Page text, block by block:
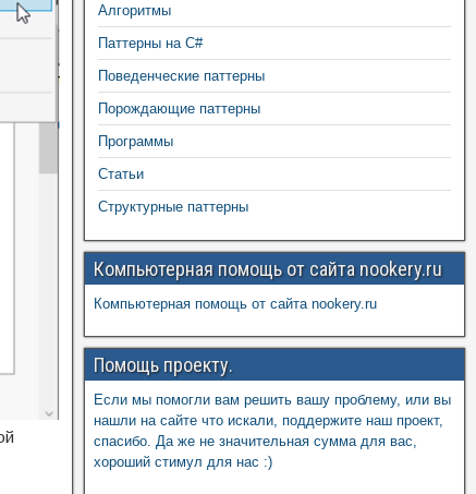
Алгоритмы
Паттерны на C#
Поведенческие паттерны
Порождающие паттерны
Программы
Статьи
Структурные паттерны
Компьютерная помощь от сайта nookery.ru
Компьютерная помощь от сайта nookery.ru
Помощь проекту.
Если мы помогли вам решить вашу проблему, или вы
нашли на сайте что искали, поддержите наш проект,
спасибо. Да же не значительная сумма для вас,
хороший стимул для нас :)